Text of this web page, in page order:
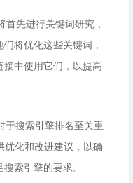
先进行关键词研究，
将优化这些关键词，
中使用它们，以提高
于搜索引擎排名至关重
优化和改进建议，以确
索引擎的要求。